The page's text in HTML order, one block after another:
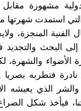
مشهورة
استمدت شهرتها
المنجزة،
البحث والتجديد
والشهرة،
فتطربه بصريا
الذي يعيشه
فيأخذ شكل